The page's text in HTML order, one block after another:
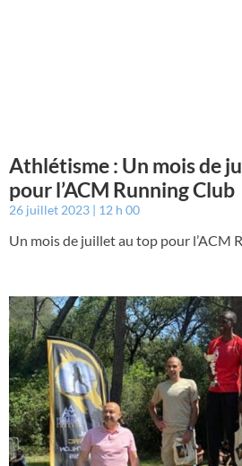
Athlétisme : Un mois de
pour l’ACM Running Club
26 juillet 2023 12 h 00
Un mois de juillet au top pour l’ACM